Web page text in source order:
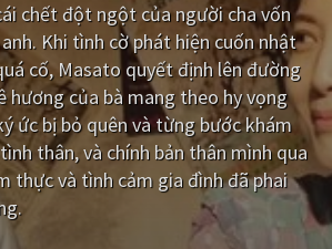
Tội phạm - Hình sự
Hài hước
Khoa học - Tài liệu
Thể thao
Kỳ ảo
chết đột ngột của người cha vốn
Khi tình cờ phát hiện cuốn nhật
cố, Masato quyết định lên đường
hương của bà mang theo hy vọng
ức bị bỏ quên và từng bước khám
thân, và chính bản thân mình qua
thực và tình cảm gia đình đã phai